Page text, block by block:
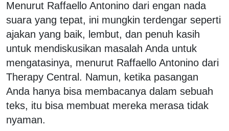
Menurut Raffaello Antonino dari engan nada
suara yang tepat, ini mungkin terdengar seperti
ajakan yang baik, lembut, dan penuh kasih
untuk mendiskusikan masalah Anda untuk
mengatasinya, menurut Raffaello Antonino dari
Therapy Central. Namun, ketika pasangan
Anda hanya bisa membacanya dalam sebuah
teks, itu bisa membuat mereka merasa tidak
nyaman.